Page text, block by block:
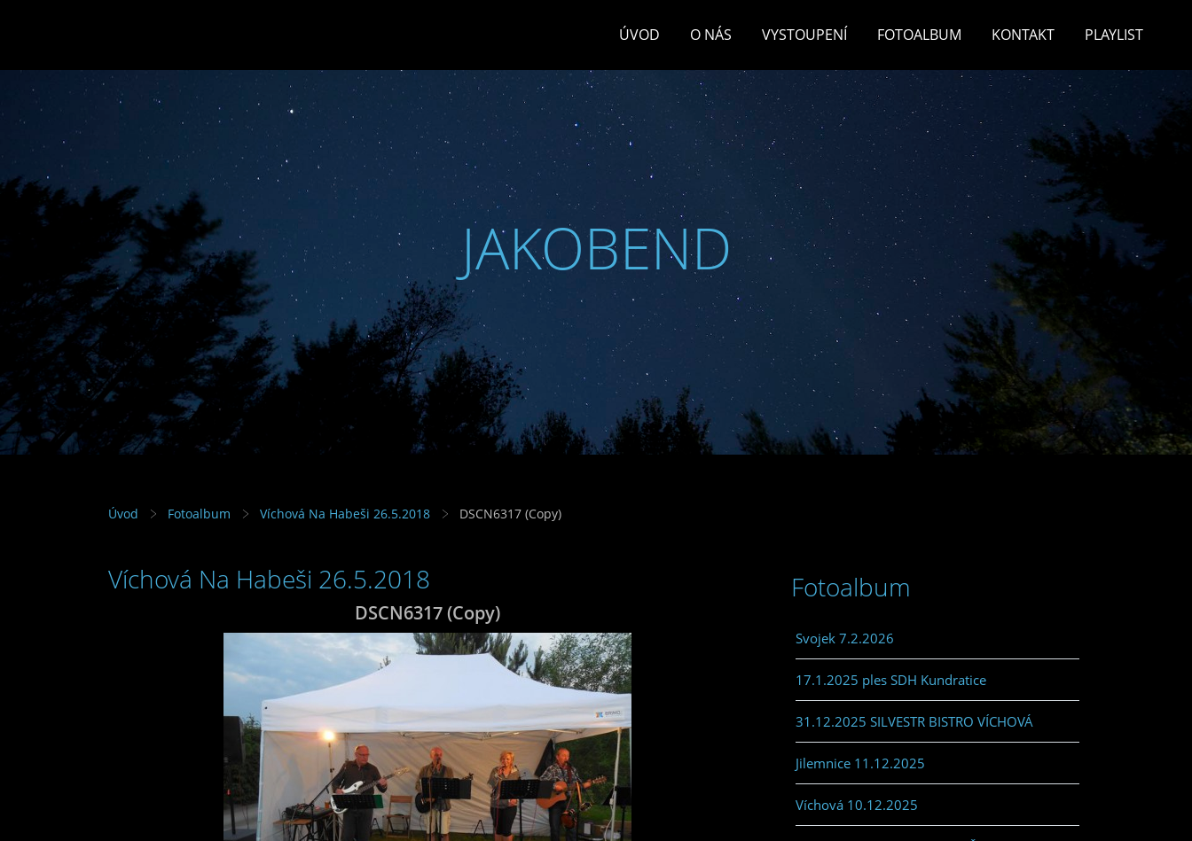
ÚVOD O NÁS VYSTOUPENÍ FOTOALBUM KONTAKT PLAYLIST
JAKOBEND
Úvod Fotoalbum Víchová Na Habeši 26.5.2018 DSCN6317 (Copy)
Víchová Na Habeši 26.5.2018
DSCN6317 (Copy)
Fotoalbum
Svojek 7.2.2026
17.1.2025 ples SDH Kundratice
31.12.2025 SILVESTR BISTRO VÍCHOVÁ
Jilemnice 11.12.2025
Víchová 10.12.2025